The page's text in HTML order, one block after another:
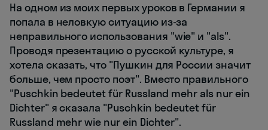
На одном из моих первых уроков в Германии я
попала в неловкую ситуацию из-за
неправильного использования "wie" и "als".
Проводя презентацию о русской культуре, я
хотела сказать, что "Пушкин для России значит
больше, чем просто поэт". Вместо правильного
"Puschkin bedeutet für Russland mehr als nur ein
Dichter" я сказала "Puschkin bedeutet für
Russland mehr wie nur ein Dichter".